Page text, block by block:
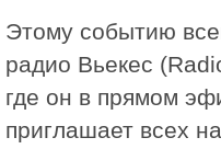
Этому событию
радио Вьекес
где он в прямом
приглашает всех